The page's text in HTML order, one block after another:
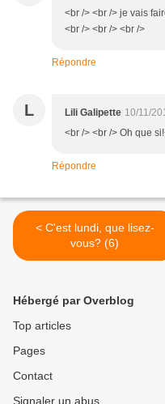
<br /> <br /> je vais
<br /> <br /> <br />
Répondre
L Lili Galipette 10/11/
<br /> <br /> Oh que
Répondre
< C'est lundi, que lisez-
vous? (6)
Hébergé par Overblog
Top articles
Pages
Contact
Signaler un abus